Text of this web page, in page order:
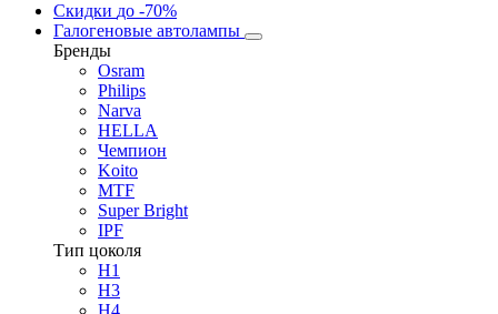
Скидки до -70%
Галогеновые автолампы
Бренды
Osram
Philips
Narva
HELLA
Чемпион
Koito
MTF
Super Bright
IPF
Тип цоколя
H1
H3
H4